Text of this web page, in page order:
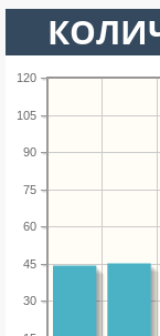
30
45
60
75
90
105
120